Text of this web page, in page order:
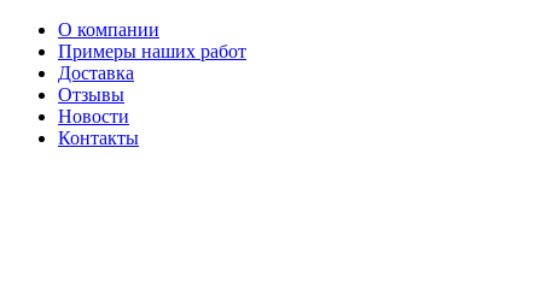
О компании
Примеры наших работ
Доставка
Отзывы
Новости
Контакты